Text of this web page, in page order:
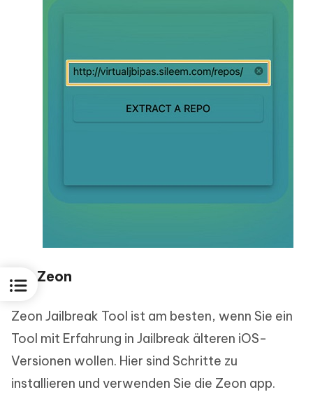
3. Zeon
Zeon Jailbreak Tool ist am besten, wenn Sie ein
Tool mit Erfahrung in Jailbreak älteren iOS-
Versionen wollen. Hier sind Schritte zu
installieren und verwenden Sie die Zeon app.